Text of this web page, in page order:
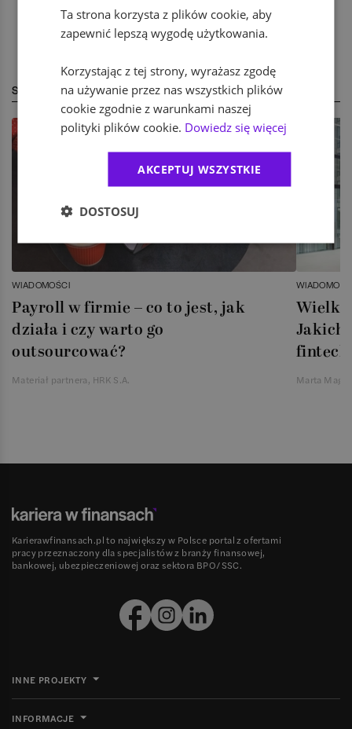
STREFA EKSPERTA
WIADOMOŚCI
Payroll w firmie – co to jest, jak
działa i czy warto go
outsourcować?
Materiał partnera, HRK S.A.
Jakich
Marta
Karierawfinansach.pl to największy w Polsce portal z ofertami
pracy przeznaczony dla specjalistów z branży finansowej,
bankowej, ubezpieczeniowej oraz sektora BPO/SSC.
INNE PROJEKTY
INFORMACJE
Ta strona korzysta z plików cookie, aby
zapewnić lepszą wygodę użytkowania.
Korzystając z tej strony, wyrażasz zgodę
na używanie przez nas wszystkich plików
cookie zgodnie z warunkami naszej
polityki plików cookie. Dowiedz się więcej
AKCEPTUJ WSZYSTKIE
DOSTOSUJ